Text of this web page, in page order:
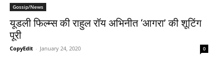
Gossip/News
यूडली फिल्म्स की राहुल रॉय अभिनीत ‘आगरा’ की शूटिंग
पूरी
CopyEdit - January 24, 2020 0